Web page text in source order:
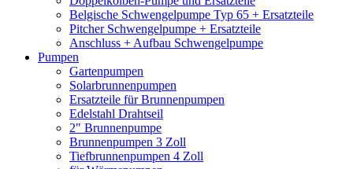
Belgische Schwengelpumpe Typ 65 + Ersatzteile
Pitcher Schwengelpumpe + Ersatzteile
Anschluss + Aufbau Schwengelpumpe
Pumpen
Gartenpumpen
Solarbrunnenpumpen
Ersatzteile für Brunnenpumpen
Edelstahl Drahtseil
2" Brunnenpumpe
Brunnenpumpen 3 Zoll
Tiefbrunnenpumpen 4 Zoll